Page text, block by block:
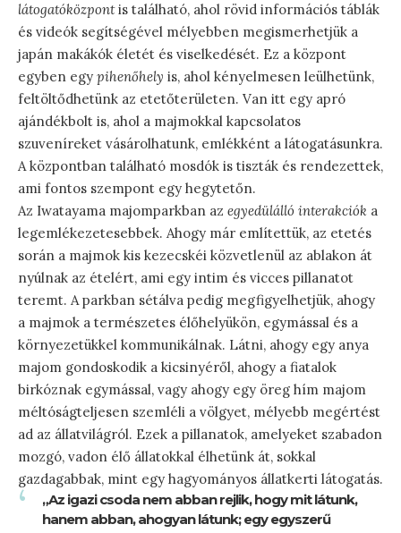
látogatóközpontis található, ahol rövid információs táblák
és videók segítségével mélyebben megismerhetjük a
japán makákók életét és viselkedését. Ez a központ
egyben egy pihenőhely is, ahol kényelmesen leülhetünk,
feltöltődhetünk az etetőterületen. Van itt egy apró
ajándékbolt is, ahol a majmokkal kapcsolatos
szuveníreket vásárolhatunk, emlékként a látogatásunkra.
A központban található mosdók is tiszták és rendezettek,
ami fontos szempont egy hegytetőn.
Az Iwatayama majomparkban az egyedülálló interakciók a
legemlékezetesebbek. Ahogy már említettük, az etetés
során a majmok kis kezecskéi közvetlenül az ablakon át
nyúlnak az ételért, ami egy intim és vicces pillanatot
teremt. A parkban sétálva pedig megfigyelhetjük, ahogy
a majmok a természetes élőhelyükön, egymással és a
környezetükkel kommunikálnak. Látni, ahogy egy anya
majom gondoskodik a kicsinyéről, ahogy a fiatalok
birkóznak egymással, vagy ahogy egy öreg hím majom
méltóságteljesen szemléli a völgyet, mélyebb megértést
ad az állatvilágról. Ezek a pillanatok, amelyeket szabadon
mozgó, vadon élő állatokkal élhetünk át, sokkal
gazdagabbak, mint egy hagyományos állatkerti látogatás.
„Az igazi csoda nem abban rejlik, hogy mit látunk,
hanem abban, ahogyan látunk; egy egyszerű